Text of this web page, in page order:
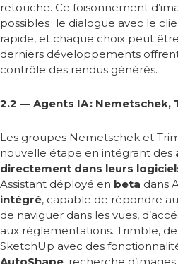
retouche. Ce foisonnement
possibles: le dialogue avec le
rapide, et chaque choix peut
derniers développements
contrôle des rendus générés.
2.2 — Agents IA : Nemetschek,
Les groupes Nemetschek et
nouvelle étape en intégrant des
directement dans leurs
Assistant déployé en beta dans
intégré, capable de répondre
de naviguer dans les vues,
aux réglementations. Trimble,
SketchUp avec des